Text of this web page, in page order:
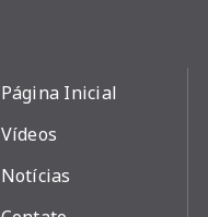
Página Inicial
Vídeos
Notícias